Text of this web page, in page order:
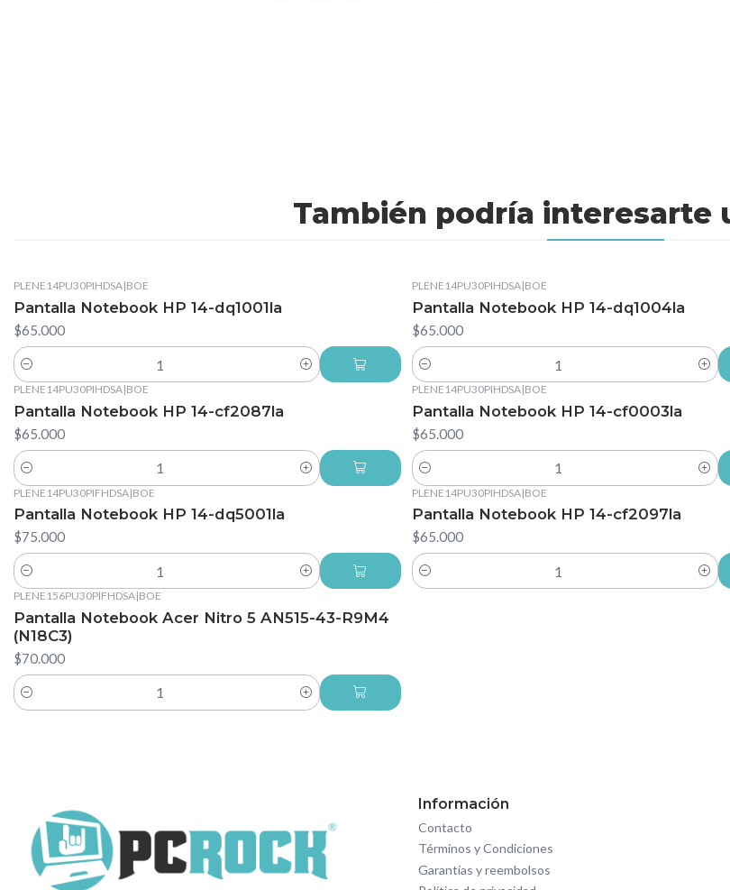
También podría interesarte
PLENE14PU30PIHDSA|BOE
Pantalla Notebook HP 14-dq1001la
$65.000
Cantidad
PLENE14PU30PIHDSA|BOE
Pantalla Notebook HP 14-dq1004la
$65.000
Cantidad
PLENE14PU30PIHDSA|BOE
Pantalla Notebook HP 14-cf2087la
$65.000
Cantidad
PLENE14PU30PIHDSA|BOE
Pantalla Notebook HP 14-cf0003la
$65.000
Cantidad
PLENE14PU30PIFHDSA|BOE
Pantalla Notebook HP 14-dq5001la
$75.000
Cantidad
PLENE14PU30PIHDSA|BOE
Pantalla Notebook HP 14-cf2097la
$65.000
Cantidad
PLENE156PU30PIFHDSA|BOE
Pantalla Notebook Acer Nitro 5 AN515-43-R9M4
(N18C3)
$70.000
Cantidad
Información
Contacto
Términos y Condiciones
Garantías y reembolsos